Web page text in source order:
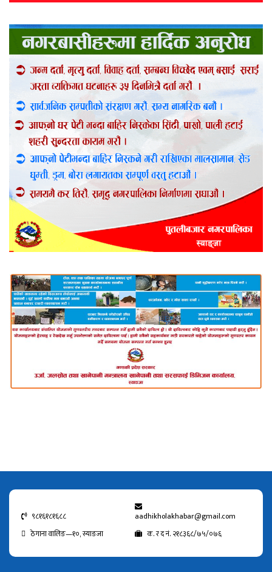
९८१६१८१६८८
aadhikholakhabar@gmail.com
ठेगाना वालिङ—१०, स्याङजा
क. र द नं. २१८३६८/७५/०७६